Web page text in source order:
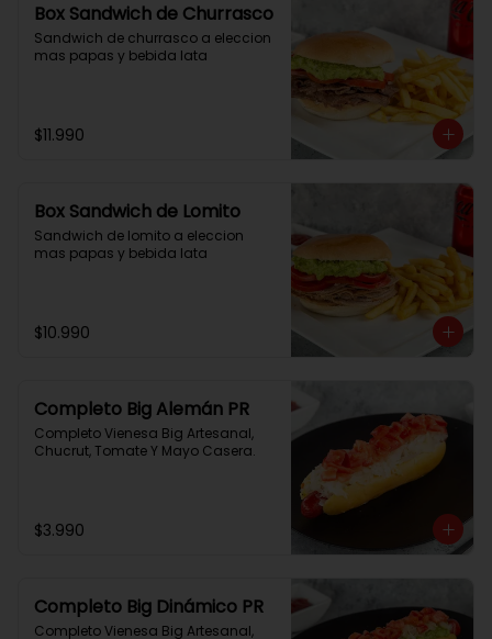
Box Sandwich de Churrasco
Sandwich de churrasco a eleccion
mas papas y bebida lata
$11.990
Box Sandwich de Lomito
Sandwich de lomito a eleccion
mas papas y bebida lata
$10.990
Completo Big Alemán PR
Completo Vienesa Big Artesanal,
Chucrut, Tomate Y Mayo Casera.
$3.990
Completo Big Dinámico PR
Completo Vienesa Big Artesanal,